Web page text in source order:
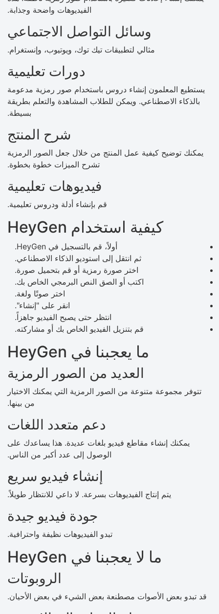
الفيديوهات واضحة وجذابة.
وسائل التواصل الاجتماعي
مثالي لتطبيقات تيك توك، ويوتيوب، وإنستغرام.
دورات تعليمية
يستطيع المعلمون إنشاء دروس باستخدام صور رمزية مدعومة
بالذكاء الاصطناعي. ويمكن للطلاب المشاهدة والتعلم بطريقة
بسيطة.
شرح المنتج
يمكنك توضيح كيفية عمل المنتج من خلال جعل الصور الرمزية
تشرح الميزات خطوة بخطوة.
فيديوهات تعليمية
قم بإنشاء أدلة ودروس تعليمية.
كيفية استخدام HeyGen
أولاً، قم بالتسجيل في HeyGen.
ثم انتقل إلى استوديو الذكاء الاصطناعي.
اختر صورة رمزية أو قم بتحميل صورة.
اكتب أو الصق النص البرمجي الخاص بك.
اختر صوتًا ولغة.
انقر على "إنشاء".
انتظر حتى يصبح الفيديو جاهزاً.
قم بتنزيل الفيديو الخاص بك أو مشاركته.
ما يعجبنا في HeyGen
العديد من الصور الرمزية
تتوفر مجموعة متنوعة من الصور الرمزية التي يمكنك الاختيار
من بينها.
دعم متعدد اللغات
يمكنك إنشاء مقاطع فيديو بلغات عديدة. هذا يساعدك على
الوصول إلى عدد أكبر من الناس.
إنشاء فيديو سريع
يتم إنتاج الفيديوهات بسرعة. لا داعي للانتظار طويلاً.
جودة فيديو جيدة
تبدو الفيديوهات نظيفة واحترافية.
ما لا يعجبنا في HeyGen
الروبوتات
قد تبدو بعض الأصوات مصطنعة بعض الشيء في بعض الأحيان.